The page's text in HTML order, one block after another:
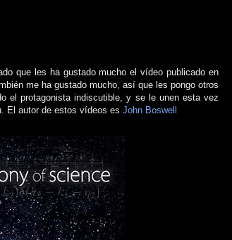
que les ha gustado mucho el vídeo publicado en
me ha gustado mucho, así que les pongo otros
el protagonista indiscutible, y se le unen esta vez
El autor de estos vídeos es John Boswell